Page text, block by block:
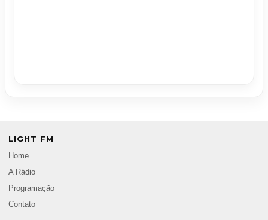
LIGHT FM
Home
A Rádio
Programação
Contato